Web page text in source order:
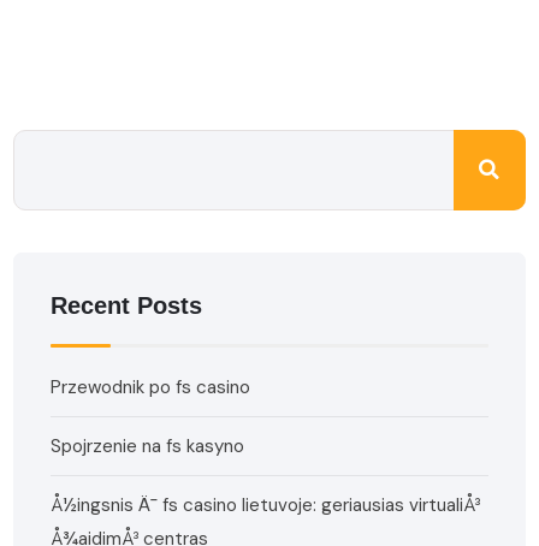
Recent Posts
Przewodnik po fs casino
Spojrzenie na fs kasyno
Å½ingsnis Ä¯ fs casino lietuvoje: geriausias virtualiÅ³
Å¾aidimÅ³ centras